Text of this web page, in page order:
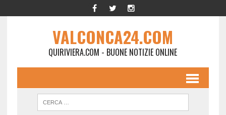
VALCONCA24.COM
QUIRIVIERA.COM - BUONE NOTIZIE ONLINE